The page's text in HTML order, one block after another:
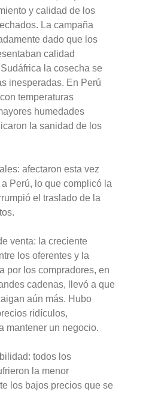
y calidad de los
La campaña
dado que los
calidad
la cosecha se
inesperadas. En Perú
temperaturas
humedades
la sanidad de los
afectaron esta vez
Perú, lo que complicó la
el traslado de la
venta: la creciente
los oferentes y la
por los compradores, en
cadenas, llevó a que
aún más. Hubo
ridículos,
mantener un negocio.
todos los
la menor
los bajos precios que se